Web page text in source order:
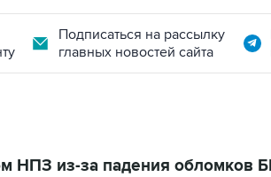
Подписаться на рассылку
главных новостей сайта
НПЗ из-за падения обломков